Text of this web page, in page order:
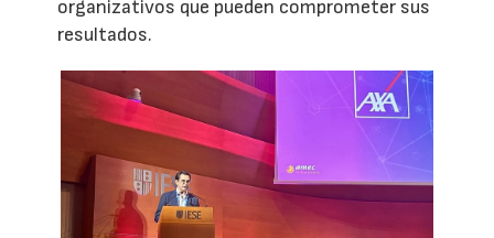
organizativos que pueden comprometer sus
resultados.